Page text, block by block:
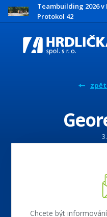
Teambuilding 2026 v
Protokol 42
Chcete být